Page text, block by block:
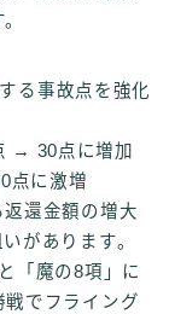
る事故点を強化
→ 30点に増加
点に激増
還金額の増大
があります。
「魔の8項」に
でフライング